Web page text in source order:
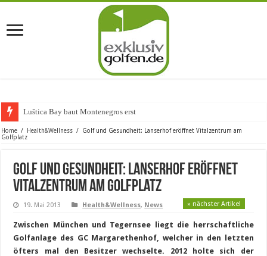
Luštica Bay baut Montenegros erste Golf-Co
Home / Health&Wellness /
Golf und Gesundheit: Lanserhof eröffnet Vitalzentrum am
Golfplatz
Golf und Gesundheit: Lanserhof eröffnet
Vitalzentrum am Golfplatz
19. Mai 2013 Health&Wellness, News » nächster Artikel
Zwischen München und Tegernsee liegt die herrschaftliche
Golfanlage des GC Margarethenhof, welcher in den letzten
öfters mal den Besitzer wechselte. 2012 holte sich der